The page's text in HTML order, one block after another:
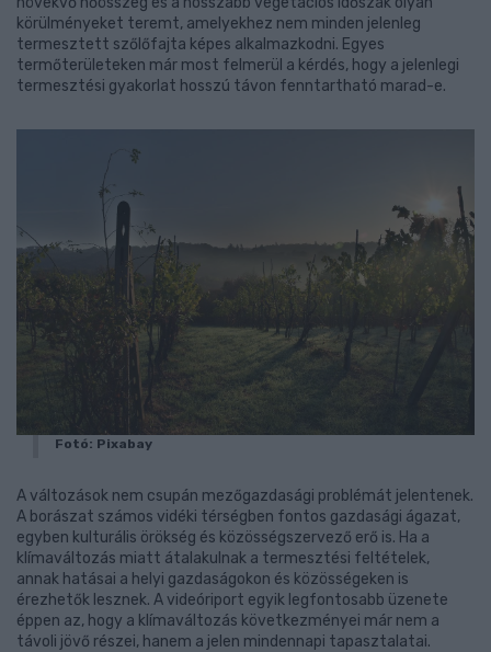
körülményeket teremt, amelyekhez nem minden jelenleg
termesztett szőlőfajta képes alkalmazkodni. Egyes
termőterületeken már most felmerül a kérdés, hogy a jelenlegi
termesztési gyakorlat hosszú távon fenntartható marad-e.
Fotó: Pixabay
A változások nem csupán mezőgazdasági problémát jelentenek.
A borászat számos vidéki térségben fontos gazdasági ágazat,
egyben kulturális örökség és közösségszervező erő is. Ha a
klímaváltozás miatt átalakulnak a termesztési feltételek,
annak hatásai a helyi gazdaságokon és közösségeken is
érezhetők lesznek. A videóriport egyik legfontosabb üzenete
éppen az, hogy a klímaváltozás következményei már nem a
távoli jövő részei, hanem a jelen mindennapi tapasztalatai.